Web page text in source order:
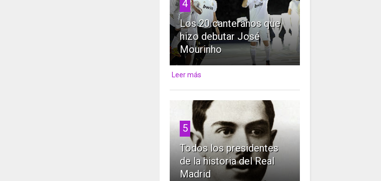
4
Los 20 canteranos que
hizo debutar José
Mourinho
Leer más
5
Todos los presidentes
de la historia del Real
Madrid